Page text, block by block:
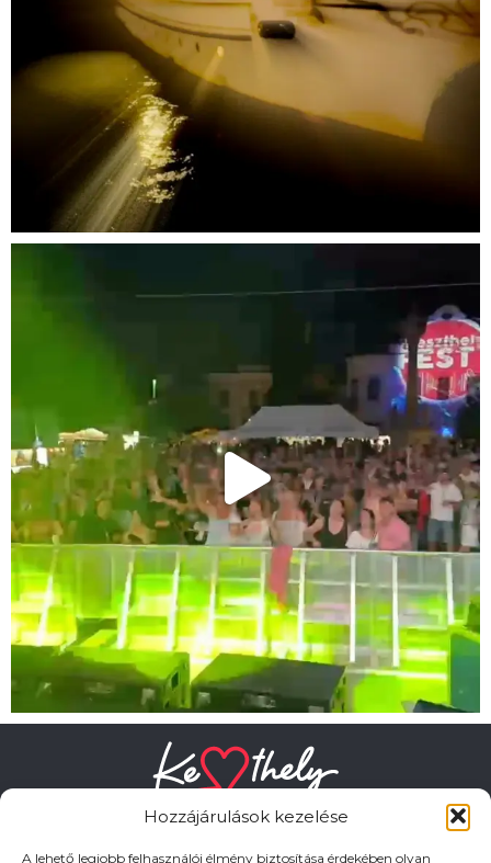
Hozzájárulások kezelése
A lehető legjobb felhasználói élmény biztosítása érdekében olyan